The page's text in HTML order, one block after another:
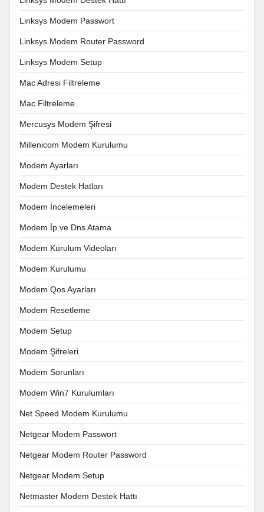
Linksys Modem Passwort
Linksys Modem Router Password
Linksys Modem Setup
Mac Adresi Filtreleme
Mac Filtreleme
Mercusys Modem Şifresi
Millenicom Modem Kurulumu
Modem Ayarları
Modem Destek Hatları
Modem İncelemeleri
Modem İp ve Dns Atama
Modem Kurulum Videoları
Modem Kurulumu
Modem Qos Ayarları
Modem Resetleme
Modem Setup
Modem Şifreleri
Modem Sorunları
Modem Win7 Kurulumları
Net Speed Modem Kurulumu
Netgear Modem Passwort
Netgear Modem Router Password
Netgear Modem Setup
Netmaster Modem Destek Hattı